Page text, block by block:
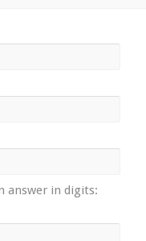
answer in digits: